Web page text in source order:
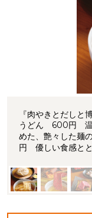
『肉やきとだし
うどん 600円 温
めた、艶々した麺
円 優しい食感と